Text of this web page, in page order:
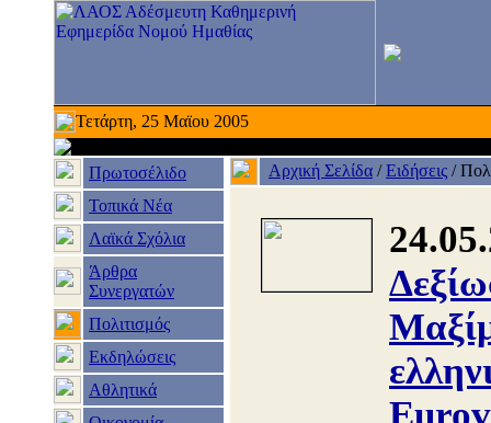
Τετάρτη, 25 Μαϊου 2005
Πρωτοσέλιδο
Τοπικά Νέα
Λαϊκά Σχόλια
Άρθρα
Συνεργατών
Πολιτισμός
Εκδηλώσεις
Αθλητικά
Αρχική Σελίδα /Ειδήσεις /